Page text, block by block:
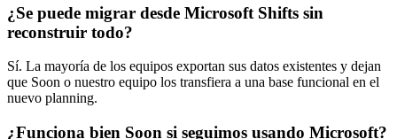
¿Se puede migrar desde Microsoft Shifts sin
reconstruir todo?
Sí. La mayoría de los equipos exportan sus datos existentes y dejan
que Soon o nuestro equipo los transfiera a una base funcional en el
nuevo planning.
¿Funciona bien Soon si seguimos usando Microsoft?